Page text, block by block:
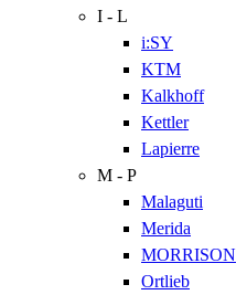
I - L
i:SY
KTM
Kalkhoff
Kettler
Lapierre
M - P
Malaguti
Merida
MORRISON
Ortlieb